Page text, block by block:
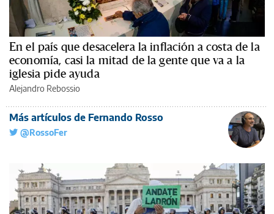
En el país que desacelera la inflación a costa de la
economía, casi la mitad de la gente que va a la
iglesia pide ayuda
Alejandro Rebossio
Más artículos de Fernando Rosso
@RossoFer